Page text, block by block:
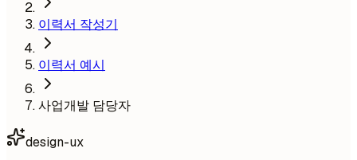
이력서 작성기
이력서 예시
사업개발 담당자
design-ux